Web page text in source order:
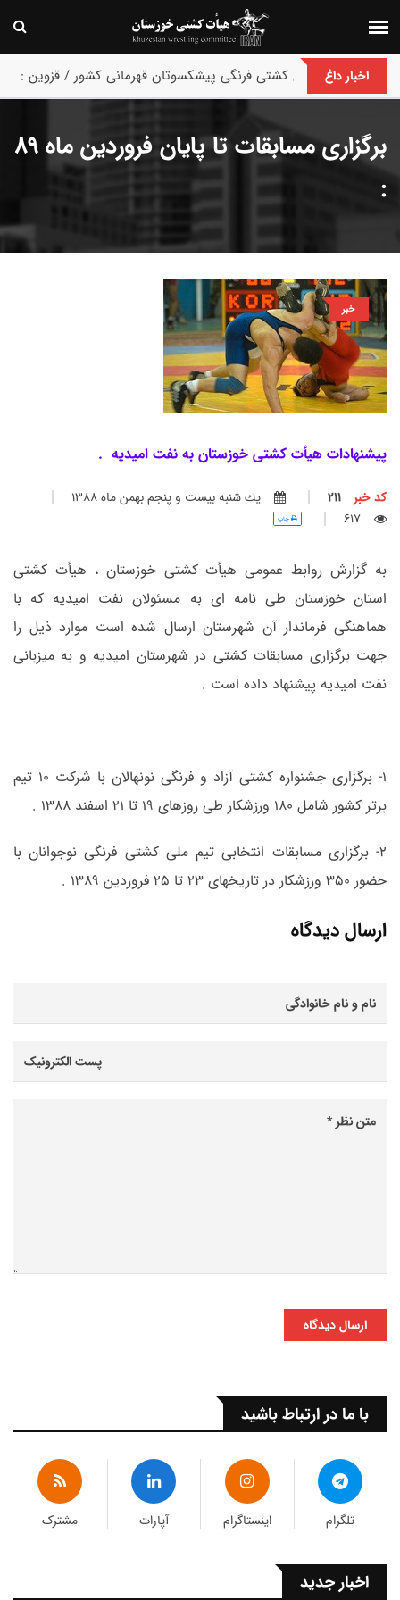
اخبار داغ
پایان رقابت های کشتی فرنگی پیشکسوتان قهرمانی کشور / قزوین :
برگزاری مسابقات تا پایان فروردین ماه 89
:
خبر
پیشنهادات هیأت کشتی خوزستان به نفت امیدیه .
کد خبر
يك شنبه بيست و پنجم بهمن ماه 1388
617
چاپ
به گزارش روابط عمومی هیأت کشتی خوزستان ، هیأت کشتی
استان خوزستان طی نامه ای به مسئولان نفت امیدیه که با
هماهنگی فرماندار آن شهرستان ارسال شده است موارد ذیل را
جهت برگزاری مسابقات کشتی در شهرستان امیدیه و به میزبانی
نفت امیدیه پیشنهاد داده است .
1- برگزاری جشنواره کشتی آزاد و فرنگی نونهالان با شرکت 10 تیم
برتر کشور شامل 180 ورزشکار طی روزهای 19 تا 21 اسفند 1388 .
2- برگزاری مسابقات انتخابی تیم ملی کشتی فرنگی نوجوانان با
حضور 350 ورزشکار در تاریخهای 23 تا 25 فروردین 1389 .
ارسال دیدگاه
ارسال دیدگاه
با ما در ارتباط باشید
تلگرام اینستاگرام آپارات مشترک
اخبار جدید